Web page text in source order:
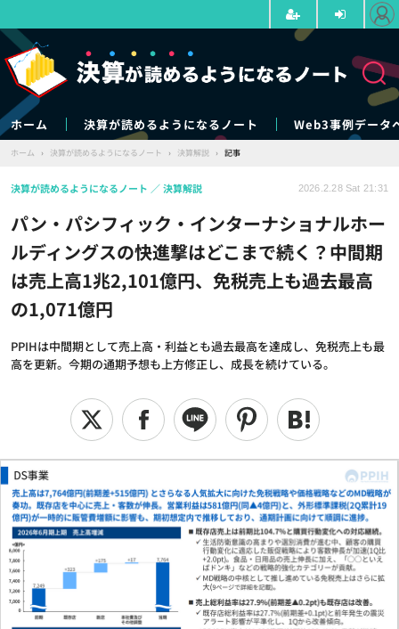
ホーム 決算が読めるようになるノート Web3事例データ
ホーム › 決算が読めるようになるノート › 決算解説 › 記事
パン・パシフィック・インターナショナルホー
ルディングスの快進撃はどこまで続く？中間期
は売上高1兆2,101億円、免税売上も過去最高
の1,071億円
PPIHは中間期として売上高・利益とも過去最高を達成し、免税売上も最
高を更新。今期の通期予想も上方修正し、成長を続けている。
決算が読めるようになるノート 決算解説 2026.2.28 Sat 21:31